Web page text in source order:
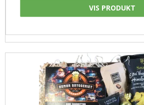
VIS PRODUKT